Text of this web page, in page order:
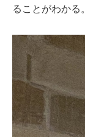
ることがわかる。